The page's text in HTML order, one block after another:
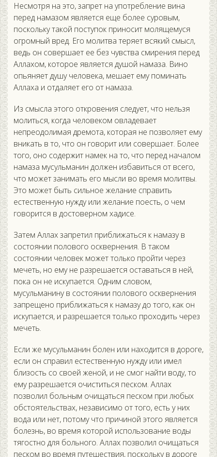
Несмотря на это, запрет на употребление вина
перед намазом является еще более суровым,
поскольку такой поступок приносит молящемуся
огромный вред. Его молитва теряет всякий смысл,
ведь он совершает ее без чувства смирения перед
Аллахом, которое является душой намаза. Вино
опьяняет душу человека, мешает ему поминать
Аллаха и отдаляет его от намаза.
Из смысла этого откровения следует, что нельзя
молиться, когда человеком овладевает
непреодолимая дремота, которая не позволяет ему
вникать в то, что он говорит или совершает. Более
того, оно содержит намек на то, что перед началом
намаза мусульманин должен избавиться от всего,
что может занимать его мысли во время молитвы.
Это может быть сильное желание справить
естественную нужду или желание поесть, о чем
говорится в достоверном хадисе.
Затем Аллах запретил приближаться к намазу в
состоянии полового осквернения. В таком
состоянии человек может только пройти через
мечеть, но ему не разрешается оставаться в ней,
пока он не искупается. Одним словом,
мусульманину в состоянии полового осквернения
запрещено приближаться к намазу до того, как он
искупается, и разрешается только проходить через
мечеть.
Если же мусульманин болен или находится в дороге,
если он справил естественную нужду или имел
близость со своей женой, и не смог найти воду, то
ему разрешается очиститься песком. Аллах
позволил больным очищаться песком при любых
обстоятельствах, независимо от того, есть у них
вода или нет, потому что причиной этого является
болезнь, во время которой использование воды
тягостно для больного. Аллах позволил очищаться
песком во время путешествия, поскольку в дороге